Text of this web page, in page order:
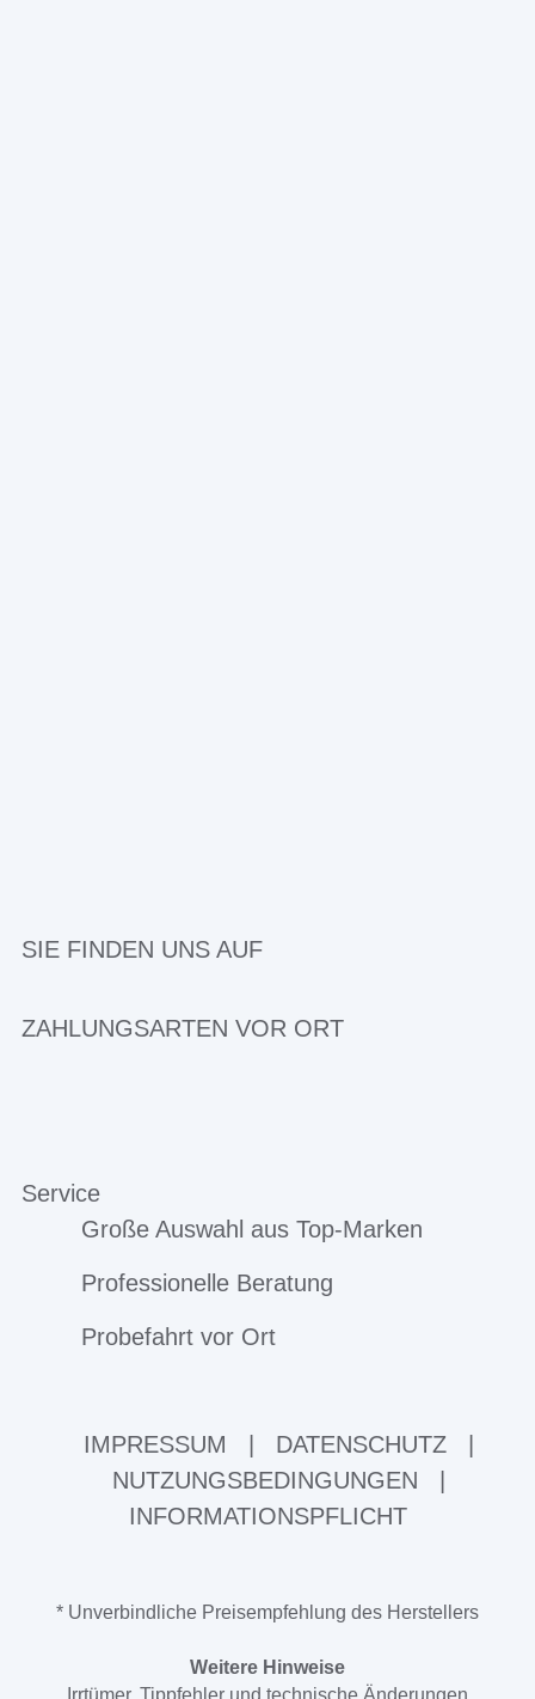
SIE FINDEN UNS AUF
ZAHLUNGSARTEN VOR ORT
Service
Große Auswahl aus Top-Marken
Professionelle Beratung
Probefahrt vor Ort
IMPRESSUM DATENSCHUTZ
NUTZUNGSBEDINGUNGEN
INFORMATIONSPFLICHT
* Unverbindliche Preisempfehlung des Herstellers
Weitere Hinweise